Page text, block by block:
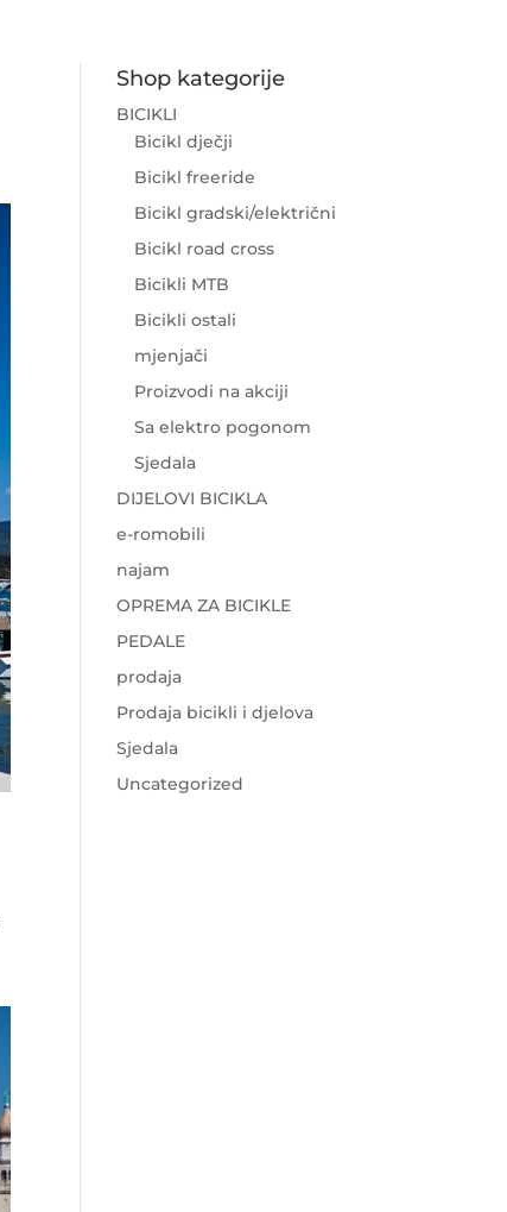
Shop kategorije
BICIKLI
Bicikl dječji
Bicikl freeride
Bicikl gradski/električni
Bicikl road cross
Bicikli MTB
Bicikli ostali
mjenjači
Proizvodi na akciji
Sa elektro pogonom
Sjedala
DIJELOVI BICIKLA
e-romobili
najam
OPREMA ZA BICIKLE
PEDALE
prodaja
Prodaja bicikli i djelova
Sjedala
Uncategorized